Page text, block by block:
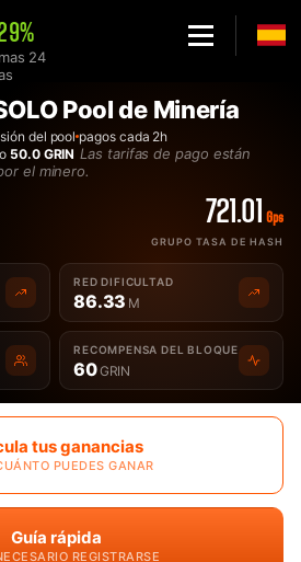
24
- 2MinersPool de Minería
del pool pagos cada 2h
50.0 GRIN Las tarifas de pago están
el minero.
721.01 Gps
GRUPO TASA DE HASH
RED DIFICULTAD
86.33 M
RECOMPENSA DEL BLOQUE
60GRIN
tus ganancias
PUEDES GANAR
Guía rápida
REGISTRARSE